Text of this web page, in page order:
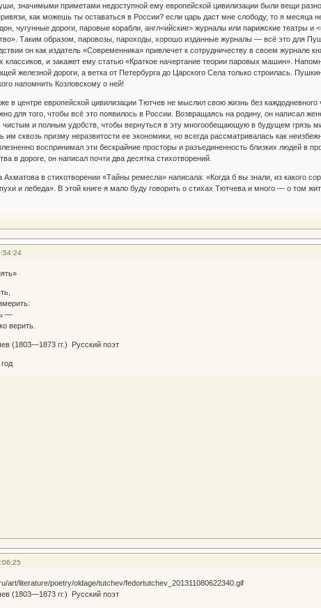
значимыми приметами недоступной ему европейской цивилизации были вещи
как можешь ты оставаться в России? если царь даст мне слободу, то я месяца
чугунные дороги, паровые корабли, англ<ийские> журналы или парижские театры
Таким образом, паровозы, пароходы, хорошо изданные журналы — всё это для
он как издатель «Современника» привлечет к сотрудничеству в своем журнале
классиков, и закажет ему статью «Краткое начертание теории паровых машин».
железной дороги, а ветка от Петербурга до Царского Села только строилась.
напомнить Козловскому о ней!
в центре европейской цивилизации Тютчев не мыслил свою жизнь без каждодневного
для того, чтобы всё это появилось в России. Возвращаясь на родину, он написал
и полным удобств, чтобы вернуться в эту многообещающую в будущем грязь
им сквозь призму неразвитости ее экономики, но всегда рассматривалась как
воспринимал эти бескрайние просторы и разъединенность близких людей в
в дороге, он написал почти два десятка стихотворений.
Ахматова в стихотворении «Тайны ремесла» написала: «Когда б вы знали, из какого
и лебеда». В этой книге я мало буду говорить о стихах Тютчева и много — о том
—
верить.
(1803—1873 гг.) Русский поэт
(1803—1873 гг.) Русский поэт